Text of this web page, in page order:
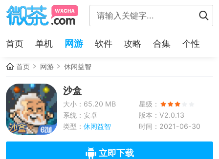
首页 单机 网游 软件 攻略 合集 个性
首页 网游 休闲益智
沙盒
大小：65.20 MB
星级：
系统：安卓
版本：V2.0.13
类型： 休闲益智 时间：2021-06-30
立即下载